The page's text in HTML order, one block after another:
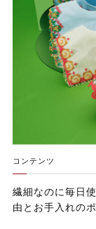
コンテンツ
繊細なのに毎日
由とお手入れの